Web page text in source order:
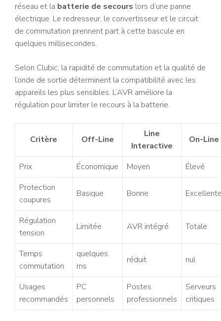
réseau et la batterie de secours lors d’une panne
électrique. Le redresseur, le convertisseur et le circuit
de commutation prennent part à cette bascule en
quelques millisecondes.
Selon Clubic, la rapidité de commutation et la qualité de
l’onde de sortie déterminent la compatibilité avec les
appareils les plus sensibles. L’AVR améliore la
régulation pour limiter le recours à la batterie.
Critère Off-Line
Line
Interactive
On-Line
Prix Économique Moyen
Élevé
Protection
coupures
Basique Bonne
Régulation
tension
Limitée AVR intégré Totale
Temps
commutation
quelques
ms
réduit nul
Usages
recommandés
PC
personnels
Postes
professionnels
Serveurs
critiques